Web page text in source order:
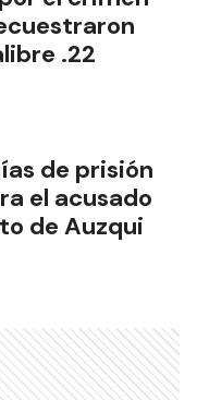
.22
de prisión
el acusado
de Auzqui